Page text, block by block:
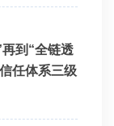
到“全链透
任体系三级